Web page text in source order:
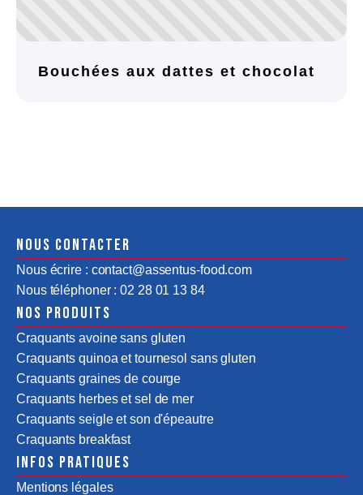
Bouchées aux dattes et chocolat
Nous contacter
Nous écrire : contact@assentus-food.com
Nous téléphoner : 02 28 01 13 84
Nos produits
Craquants avoine sans gluten
Craquants quinoa et tournesol sans gluten
Craquants graines de courge
Craquants herbes et sel de mer
Craquants seigle et son d'épeautre
Craquants breakfast
Infos pratiques
Mentions légales